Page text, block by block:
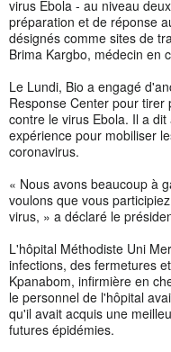
virus Ebola - au niveau
préparation et de réponse
désignés comme sites de
Brima Kargbo, médecin en
Le Lundi, Bio a engagé
Response Center pour
contre le virus Ebola. Il a
expérience pour mobiliser
coronavirus.
« Nous avons beaucoup à
voulons que vous
virus, » a déclaré le
L'hôpital Méthodiste Uni
infections, des fermetures
Kpanabom, infirmière en
le personnel de l'hôpital
qu'il avait acquis une
futures épidémies.